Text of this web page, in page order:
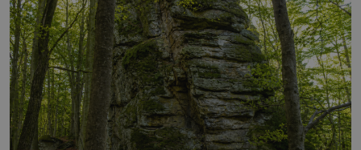
vyhýbá shonu moderní metropole. Místo, ke
kterému se vážou nejstarší české mýty, ve svých
temných útrobách střeží monumentální